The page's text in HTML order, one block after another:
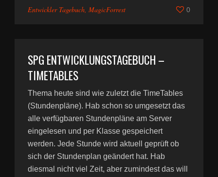
Entwickler Tagebuch, MagicForrest 0
SPG ENTWICKLUNGSTAGEBUCH –
TIMETABLES
Thema heute sind wie zuletzt die TimeTables
(Stundenpläne). Hab schon so umgesetzt das
alle verfügbaren Stundenpläne am Server
eingelesen und per Klasse gespeichert
werden. Jede Stunde wird aktuell geprüft ob
sich der Stundenplan geändert hat. Hab
diesmal nicht viel Zeit, aber zumindest das will